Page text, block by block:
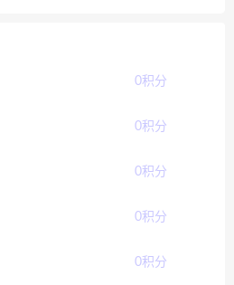
0积分
0积分
0积分
0积分
0积分